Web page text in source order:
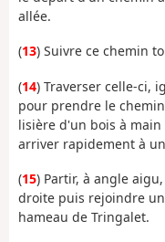
allée.
(13) Suivre ce chemin
(14) Traverser celle-ci,
pour prendre le
lisière d'un bois à
arriver rapidement à
(15) Partir, à angle
droite puis rejoindre
hameau de Tringalet.